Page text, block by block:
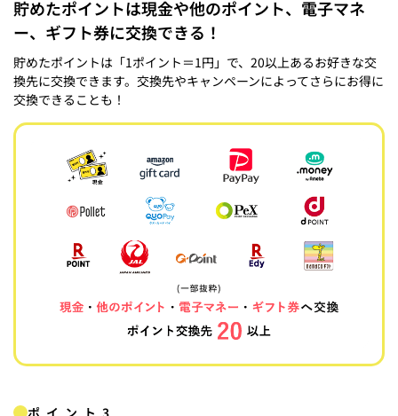
貯めたポイントは現金や他のポイント、電子マネ
ー、ギフト券に交換できる！
貯めたポイントは「1ポイント＝1円」で、20以上あるお好きな交
換先に交換できます。交換先やキャンペーンによってさらにお得に
交換できることも！